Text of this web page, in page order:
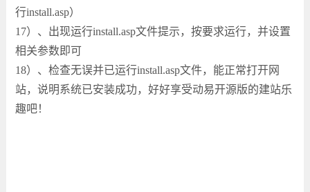
行install.asp）
17）、出现运行install.asp文件提示，按要求运行，并设置
相关参数即可
18）、检查无误并已运行install.asp文件，能正常打开网
站，说明系统已安装成功，好好享受动易开源版的建站乐
趣吧！